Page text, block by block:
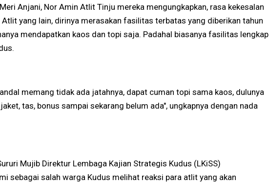
Anjani, Nor Amin Atlit Tinju mereka mengungkapkan, rasa kekesalan
Atlit yang lain, dirinya merasakan fasilitas terbatas yang diberikan tahun
mendapatkan kaos dan topi saja. Padahal biasanya fasilitas lengkap
memang tidak ada jatahnya, dapat cuman topi sama kaos, dulunya
tas, bonus sampai sekarang belum ada", ungkapnya dengan nada
Mujib Direktur Lembaga Kajian Strategis Kudus (LKiSS)
sebagai salah warga Kudus melihat reaksi para atlit yang akan